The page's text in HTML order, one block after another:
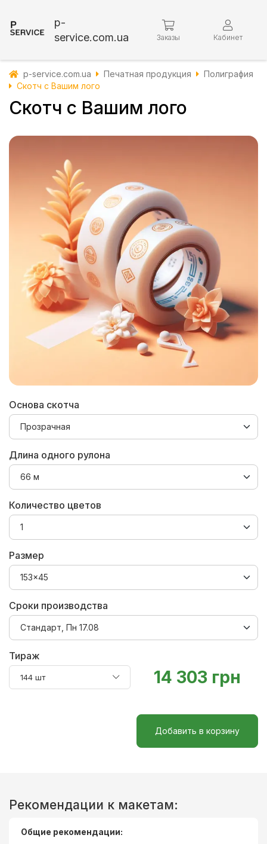
p-
service.com.ua
Заказы Кабинет
p-service.com.ua Печатная продукция
Полиграфия
Скотч с Вашим лого
Скотч с Вашим лого
Основа скотча
Длина одного рулона
Количество цветов
Размер
Сроки производства
Тираж
144 шт 14 303 грн
Добавить в корзину
Рекомендации к макетам:
Общие рекомендации: